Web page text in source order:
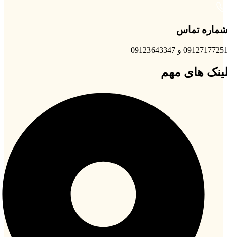
تماس
و 09123643347
های مهم